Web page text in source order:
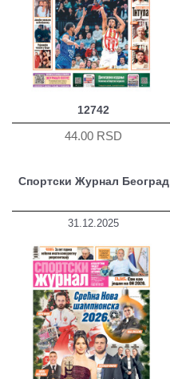
12742
44.00 RSD
Спортски Журнал Београд
31.12.2025